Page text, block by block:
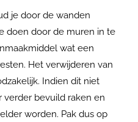
je door de wanden
doen door de muren in te
wat een
Het verwijderen van
Indien dit niet
bevuild raken en
worden. Pak dus op